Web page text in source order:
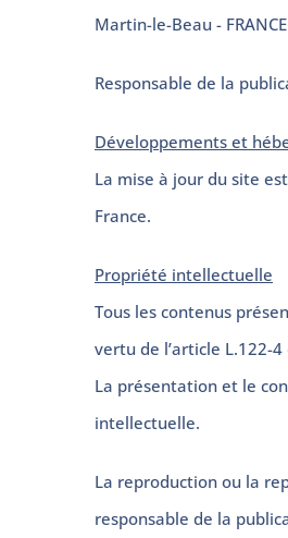
Martin-le-Beau -
Responsable de la
Développements et
La mise à jour du site
France.
Propriété intellectuelle
Tous les contenus
vertu de l’article L.122-
La présentation et le
intellectuelle.
La reproduction ou la
responsable de la